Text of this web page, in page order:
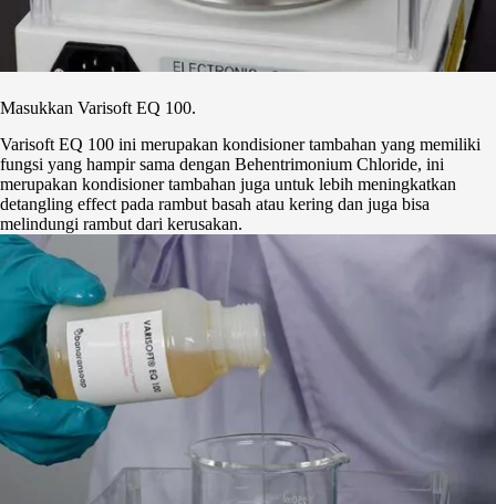
Masukkan Varisoft EQ 100.
Varisoft EQ 100 ini merupakan kondisioner tambahan yang memiliki
fungsi yang hampir sama dengan Behentrimonium Chloride, ini
merupakan kondisioner tambahan juga untuk lebih meningkatkan
detangling effect pada rambut basah atau kering dan juga bisa
melindungi rambut dari kerusakan.